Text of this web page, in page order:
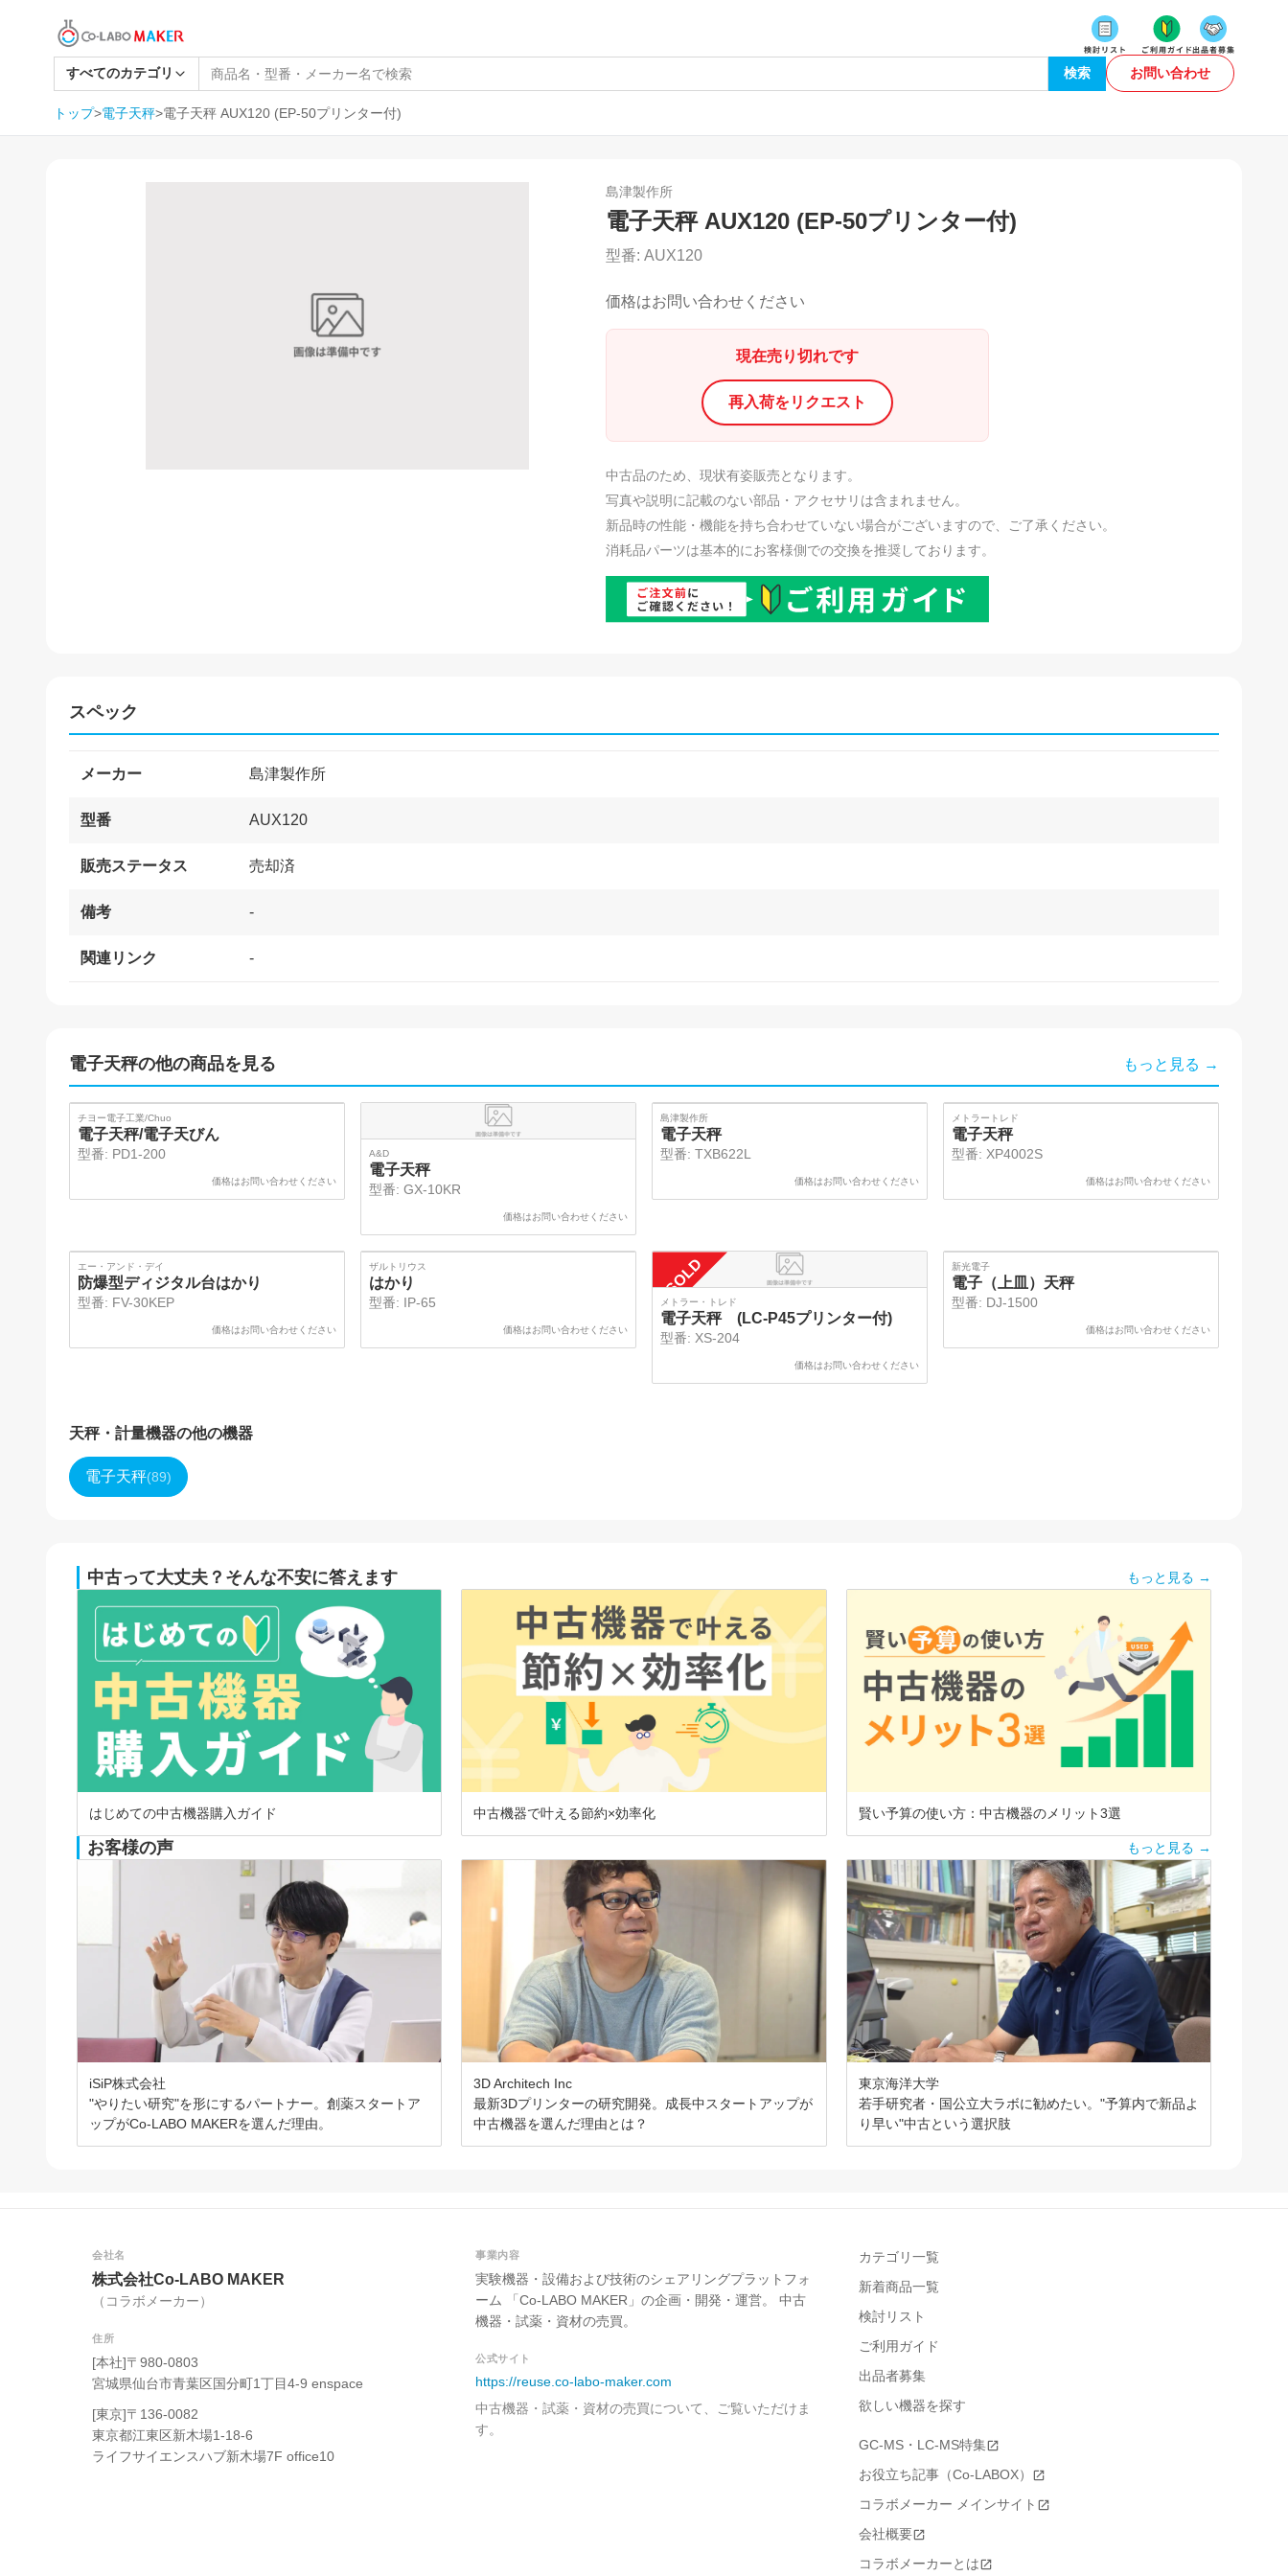
すべてのカテゴリ 検索 お問い合わせ
トップ>電子天秤>電子天秤 AUX120 (EP-50プリンター付)
島津製作所
電子天秤 AUX120 (EP-50プリンター付)
型番: AUX120
価格はお問い合わせください
現在売り切れです
再入荷をリクエスト
中古品のため、現状有姿販売となります。
写真や説明に記載のない部品・アクセサリは含まれません。
新品時の性能・機能を持ち合わせていない場合がございますので、ご了承ください。
消耗品パーツは基本的にお客様側での交換を推奨しております。
スペック
メーカー 島津製作所
型番 AUX120
販売ステータス 売却済
備考 -
関連リンク -
電子天秤の他の商品を見る もっと見る →
SOLD
チヨー電子工業/Chuo
電子天秤/電子天びん
型番: PD1-200
価格はお問い合わせください
A&D
電子天秤
型番: GX-10KR
価格はお問い合わせください
SOLD
島津製作所
電子天秤
型番: TXB622L
価格はお問い合わせください
SOLD
メトラートレド
電子天秤
型番: XP4002S
価格はお問い合わせください
エー・アンド・デイ
防爆型ディジタル台はかり
型番: FV-30KEP
価格はお問い合わせください
SOLD
ザルトリウス
はかり
型番: IP-65
価格はお問い合わせください
SOLD
メトラー・トレド
電子天秤 (LC-P45プリンター付)
型番: XS-204
価格はお問い合わせください
SOLD
新光電子
電子（上皿）天秤
型番: DJ-1500
価格はお問い合わせください
天秤・計量機器の他の機器
電子天秤(89)
中古って大丈夫？そんな不安に答えます もっと見る →
はじめての中古機器購入ガイド 中古機器で叶える節約×効率化 賢い予算の使い方：中古機器のメリット3選
お客様の声 もっと見る →
iSiP株式会社
"やりたい研究"を形にするパートナー。創薬スタートア
ップがCo-LABO MAKERを選んだ理由。
3D Architech Inc
最新3Dプリンターの研究開発。成長中スタートアップが
中古機器を選んだ理由とは？
東京海洋大学
若手研究者・国公立大ラボに勧めたい。"予算内で新品よ
り早い"中古という選択肢
会社名
株式会社Co-LABO MAKER
（コラボメーカー）
住所
[本社]〒980-0803
宮城県仙台市青葉区国分町1丁目4-9 enspace
[東京]〒136-0082
東京都江東区新木場1-18-6
ライフサイエンスハブ新木場7F office10
事業内容
実験機器・設備および技術のシェアリングプラットフォ
ーム 「Co-LABO MAKER」の企画・開発・運営。 中古
機器・試薬・資材の売買。
公式サイト
https://reuse.co-labo-maker.com
中古機器・試薬・資材の売買について、ご覧いただけま
す。
カテゴリ一覧
新着商品一覧
検討リスト
ご利用ガイド
出品者募集
欲しい機器を探す
GC-MS・LC-MS特集
お役立ち記事（Co-LABOX）
コラボメーカー メインサイト
会社概要
コラボメーカーとは